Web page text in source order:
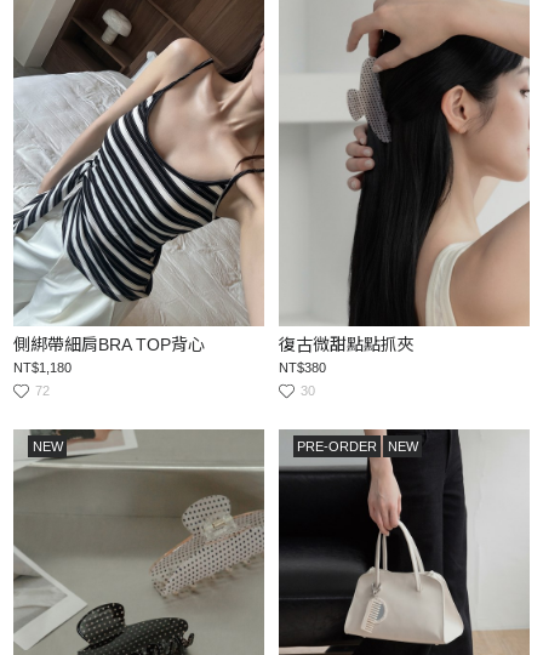
側綁帶細肩BRA TOP背心
NT$1,180
72
復古微甜點點抓夾
NT$380
30
NEW PRE-ORDER NEW